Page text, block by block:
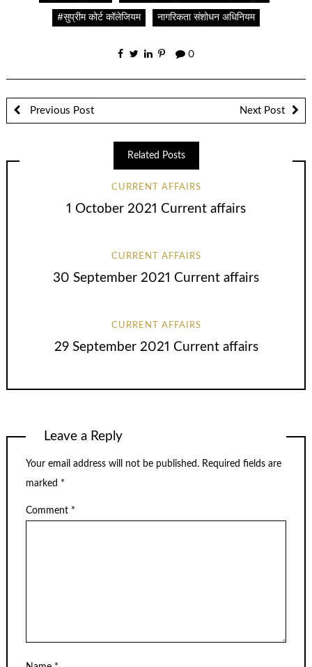
#सुप्रीम कोर्ट कॉलेजियम नागरिकता संशोधन अधिनियम
0
Previous Post Next Post
Related Posts
CURRENT AFFAIRS
1 October 2021 Current affairs
CURRENT AFFAIRS
30 September 2021 Current affairs
CURRENT AFFAIRS
29 September 2021 Current affairs
Leave a Reply
Your email address will not be published. Required fields are
marked *
Comment *